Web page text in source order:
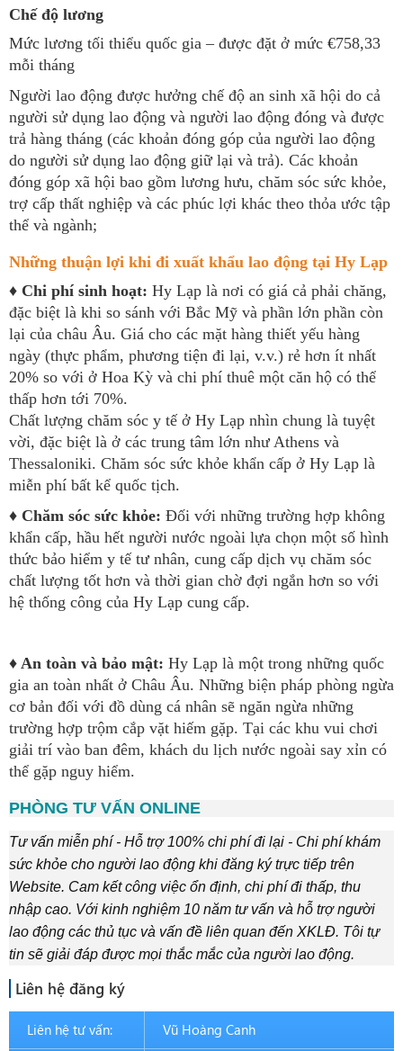
Chế độ lương
Mức lương tối thiểu quốc gia – được đặt ở mức €758,33
mỗi tháng
Người lao động được hưởng chế độ an sinh xã hội do cả
người sử dụng lao động và người lao động đóng và được
trả hàng tháng (các khoản đóng góp của người lao động
do người sử dụng lao động giữ lại và trả). Các khoản
đóng góp xã hội bao gồm lương hưu, chăm sóc sức khỏe,
trợ cấp thất nghiệp và các phúc lợi khác theo thỏa ước tập
thể và ngành;
Những thuận lợi khi đi xuất khẩu lao động tại Hy Lạp
♦ Chi phí sinh hoạt: Hy Lạp là nơi có giá cả phải chăng,
đặc biệt là khi so sánh với Bắc Mỹ và phần lớn phần còn
lại của châu Âu. Giá cho các mặt hàng thiết yếu hàng
ngày (thực phẩm, phương tiện đi lại, v.v.) rẻ hơn ít nhất
20% so với ở Hoa Kỳ và chi phí thuê một căn hộ có thể
thấp hơn tới 70%.
Chất lượng chăm sóc y tế ở Hy Lạp nhìn chung là tuyệt
vời, đặc biệt là ở các trung tâm lớn như Athens và
Thessaloniki. Chăm sóc sức khỏe khẩn cấp ở Hy Lạp là
miễn phí bất kể quốc tịch.
♦ Chăm sóc sức khỏe: Đối với những trường hợp không
khẩn cấp, hầu hết người nước ngoài lựa chọn một số hình
thức bảo hiểm y tế tư nhân, cung cấp dịch vụ chăm sóc
chất lượng tốt hơn và thời gian chờ đợi ngắn hơn so với
hệ thống công của Hy Lạp cung cấp.
♦ An toàn và bảo mật: Hy Lạp là một trong những quốc
gia an toàn nhất ở Châu Âu. Những biện pháp phòng ngừa
cơ bản đối với đồ dùng cá nhân sẽ ngăn ngừa những
trường hợp trộm cắp vặt hiếm gặp. Tại các khu vui chơi
giải trí vào ban đêm, khách du lịch nước ngoài say xỉn có
thể gặp nguy hiểm.
PHÒNG TƯ VẤN ONLINE
Tư vấn miễn phí - Hỗ trợ 100% chi phí đi lại - Chi phí khám
sức khỏe cho người lao động khi đăng ký trực tiếp trên
Website. Cam kết công việc ổn định, chi phí đi thấp, thu
nhập cao. Với kinh nghiệm 10 năm tư vấn và hỗ trợ người
lao động các thủ tục và vấn đề liên quan đến XKLĐ. Tôi tự
tin sẽ giải đáp được mọi thắc mắc của người lao động.
Liên hệ đăng ký
Liên hệ tư vấn: Vũ Hoàng Canh